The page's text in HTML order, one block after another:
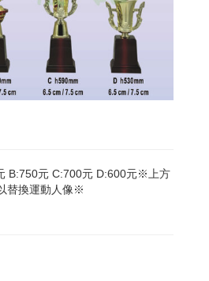
B:750元 C:700元 D:600元※上方
替換運動人像※